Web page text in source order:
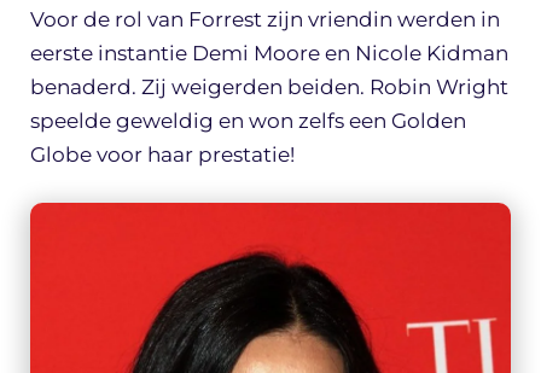
Voor de rol van Forrest zijn vriendin werden in
eerste instantie Demi Moore en Nicole Kidman
benaderd. Zij weigerden beiden. Robin Wright
speelde geweldig en won zelfs een Golden
Globe voor haar prestatie!